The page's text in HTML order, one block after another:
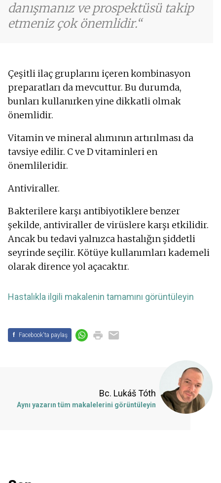
danışmanız ve prospektüsü takip
etmeniz çok önemlidir.
Çeşitli ilaç gruplarını içeren kombinasyon
preparatları da mevcuttur. Bu durumda,
bunları kullanırken yine dikkatli olmak
önemlidir.
Vitamin ve mineral alımının artırılması da
tavsiye edilir. C ve D vitaminleri en
önemlileridir.
Antiviraller.
Bakterilere karşı antibiyotiklere benzer
şekilde, antiviraller de virüslere karşı etkilidir.
Ancak bu tedavi yalnızca hastalığın şiddetli
seyrinde seçilir. Kötüye kullanımları kademeli
olarak dirence yol açacaktır.
Hastalıkla ilgili makalenin tamamını görüntüleyin
f Facebook'ta paylaş
Bc. Lukáš Tóth
Aynı yazarın tüm makalelerini görüntüleyin